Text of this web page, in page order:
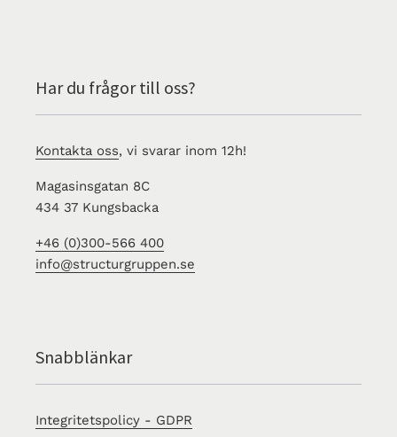
Har du frågor till oss?
Kontakta oss, vi svarar inom 12h!
Magasinsgatan 8C
434 37 Kungsbacka
+46 (0)300-566 400
info@structurgruppen.se
Snabblänkar
Integritetspolicy - GDPR